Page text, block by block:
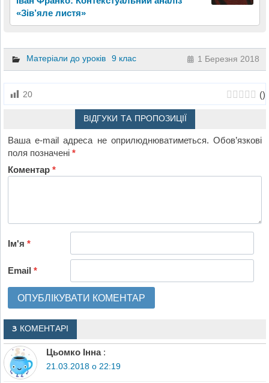
«Зів’яле листя»
Матеріали до уроків 9 клас 1 Березня 2018
20 ()
ВІДГУКИ ТА ПРОПОЗИЦІЇ
Ваша e-mail адреса не оприлюднюватиметься. Обов’язкові
поля позначені*
Коментар*
Ім'я*
Email*
3 КОМЕНТАРІ
Цьомко Інна :
21.03.2018 о 22:19